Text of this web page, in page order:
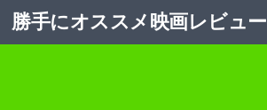
コンテンツへスキップ
勝手にオススメ映画レビュー